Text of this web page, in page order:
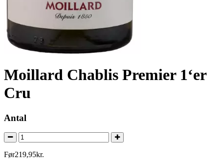
Moillard Chablis Premier 1‘er
Cru
Antal
Før219,95kr.